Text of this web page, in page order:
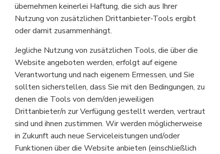
übernehmen keinerlei Haftung, die sich aus Ihrer
Nutzung von zusätzlichen Drittanbieter-Tools ergibt
oder damit zusammenhängt.
Jegliche Nutzung von zusätzlichen Tools, die über die
Website angeboten werden, erfolgt auf eigene
Verantwortung und nach eigenem Ermessen, und Sie
sollten sicherstellen, dass Sie mit den Bedingungen, zu
denen die Tools von dem/den jeweiligen
Drittanbieter/n zur Verfügung gestellt werden, vertraut
sind und ihnen zustimmen. Wir werden möglicherweise
in Zukunft auch neue Serviceleistungen und/oder
Funktionen über die Website anbieten (einschließlich